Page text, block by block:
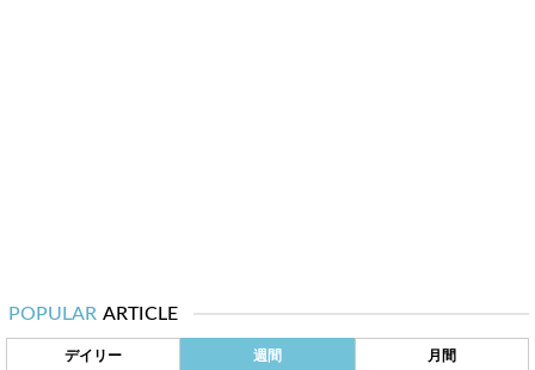
POPULAR ARTICLE
デイリー 週間 月間